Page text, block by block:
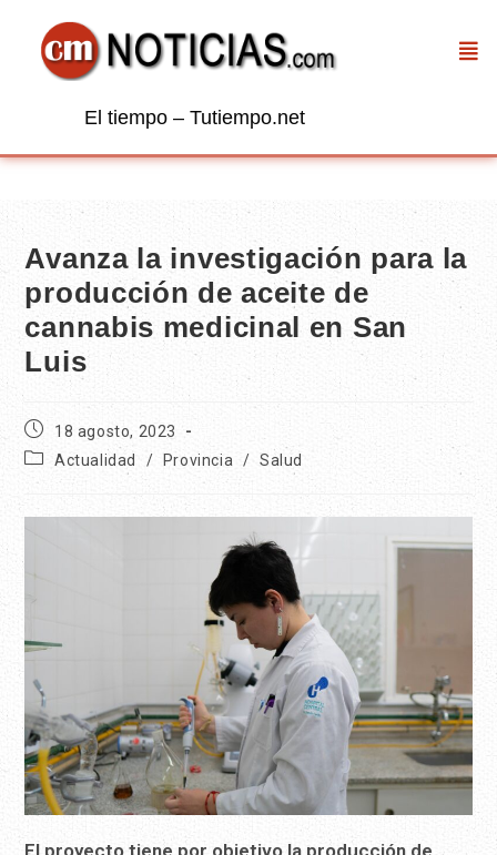
El tiempo – Tutiempo.net
Avanza la investigación para la
producción de aceite de
cannabis medicinal en San
Luis
18 agosto, 2023
Actualidad
/ Provincia / Salud